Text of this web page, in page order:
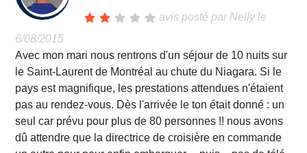
avis posté par Nellyle
6/08/2015
Avec mon mari nous rentrons d'un séjour de 10 nuits sur
le Saint-Laurent de Montréal au chute du Niagara. Si le
pays est magnifique, les prestations attendues n'étaient
pas au rendez-vous. Dès l'arrivée le ton était donné : un
seul car prévu pour plus de 80 personnes !! nous avons
dû attendre que la directrice de croisière en commande